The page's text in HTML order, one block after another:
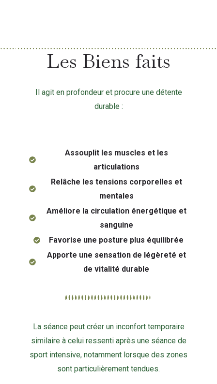
Les Biens faits
Il agit en profondeur et procure une détente
durable :
Assouplit les muscles et les
articulations
Relâche les tensions corporelles et
mentales
Améliore la circulation énergétique et
sanguine
Favorise une posture plus équilibrée
Apporte une sensation de légèreté et
de vitalité durable
La séance peut créer un inconfort temporaire
similaire à celui ressenti après une séance de
sport intensive, notamment lorsque des zones
sont particulièrement tendues.